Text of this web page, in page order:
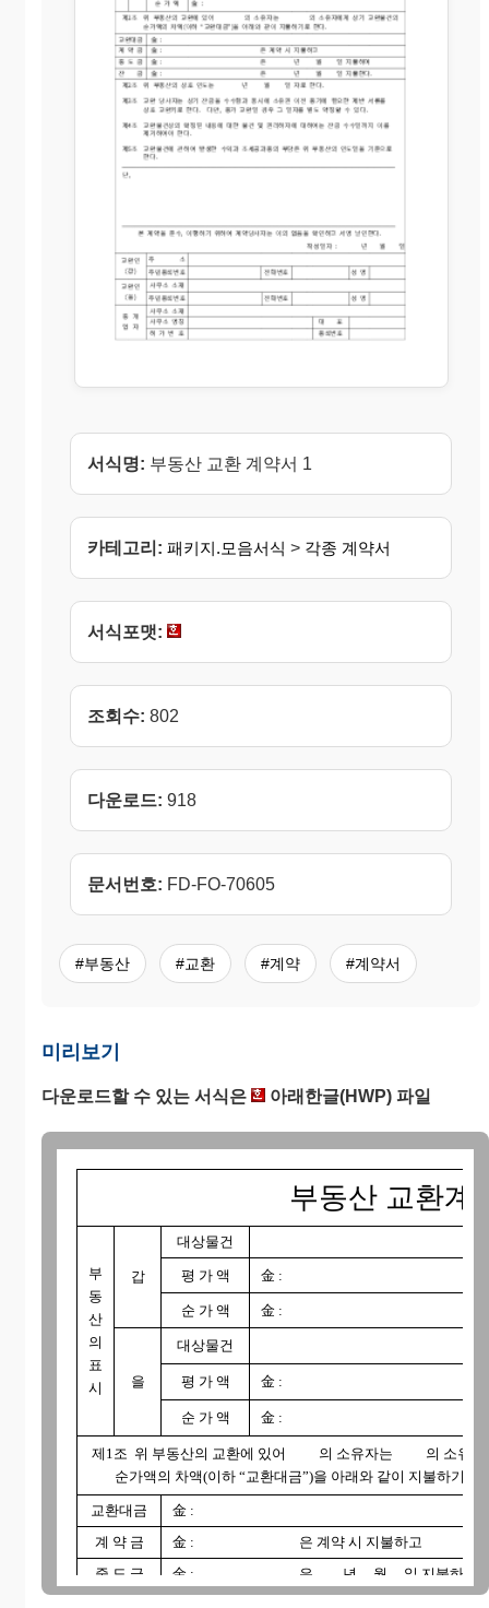
서식명: 부동산 교환 계약서 1
카테고리: 패키지.모음서식 > 각종 계약서
서식포맷:
조회수: 802
다운로드: 918
문서번호: FD-FO-70605
#부동산 #교환 #계약 #계약서
미리보기
다운로드할 수 있는 서식은 아래한글(HWP) 파일
부동산 교환계
부
동
산
의
표
시
갑
대상물건
평 가 액 金 :
순 가 액 金 :
을
대상물건
평 가 액 金 :
순 가 액 金 :
제1조 위 부동산의 교환에 있어 의 소유자는 의 소유자
순가액의 차액(이하 “교환대금”)을 아래와 같이 지불하기로
교환대금
金 :
계 약 금
金 : 은 계약 시 지불하고
중 도 금
金 : 은 년 월 일 지불하며